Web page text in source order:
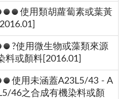
使用類胡蘿蔔素或葉黃
?使用微生物或藻類來源
料或顏料[2016.01]
使用未涵蓋A23L5/43 - A
46之合成有機染料或顏